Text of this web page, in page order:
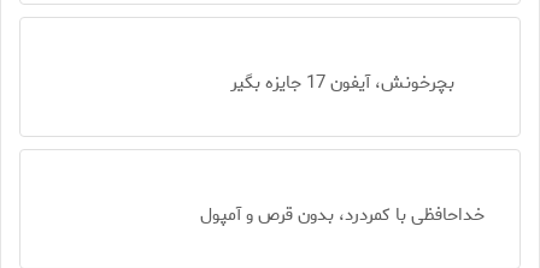
بچرخونش، آیفون 17 جایزه بگیر
خداحافظی با کمردرد، بدون قرص و آمپول